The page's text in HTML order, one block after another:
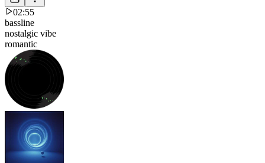
02:55
bassline
nostalgic vibe
romantic